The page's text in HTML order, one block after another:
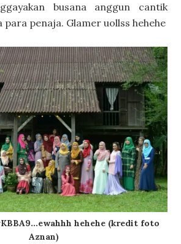
busana anggun cantik
penaja. Glamer uollss hehehe
hehehe (kredit foto
Aznan)